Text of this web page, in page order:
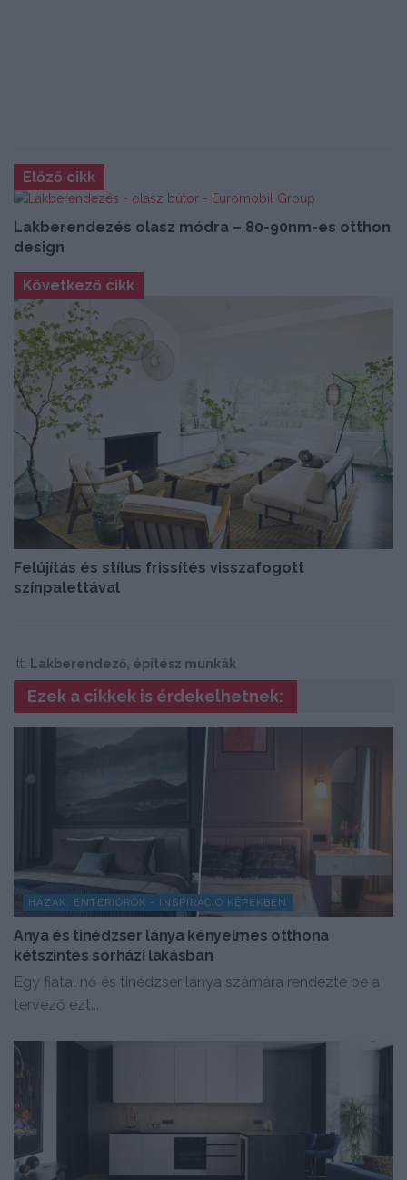
Előző cikk
Lakberendezés olasz módra – 80-90nm-es otthon
design
Következő cikk
Felújítás és stílus frissítés visszafogott
színpalettával
Itt: Lakberendező, építész munkák
Ezek a cikkek is érdekelhetnek:
HÁZAK, ENTERIŐRÖK - INSPIRÁCIÓ KÉPEKBEN
Anya és tinédzser lánya kényelmes otthona
kétszintes sorházi lakásban
Egy fiatal nő és tinédzser lánya számára rendezte be a
tervező ezt...